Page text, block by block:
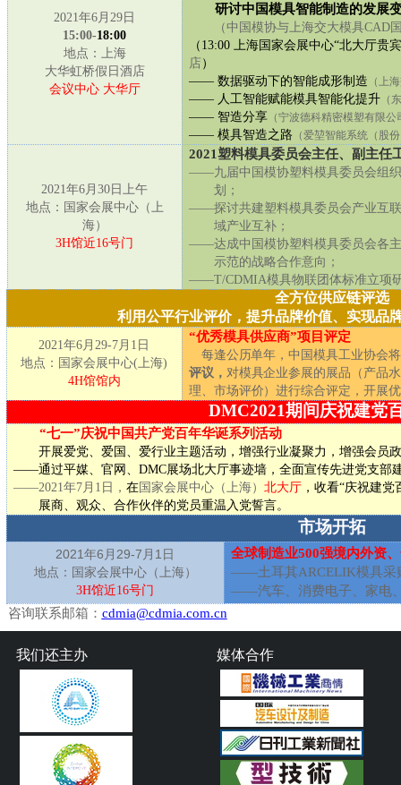
2021年6月29 日
15:00-18:00
地点：上海
大华虹桥假日酒店
会议中心 大华厅
研讨中国模具智能制造的发展
（中国模协与上海交大模具CAD
（13:00 上海国家会展中心“北大厅贵
店 ）
—— 数据驱动下的智能成形制造 （上
—— 人工智能赋能模具智能化提升（
—— 智造分享（宁波德科精密模塑有限公
—— 模具智造之路 （爱堃智能系统（股
2021年6月30 日上午
地点：国家会展中心（上
海）
3H馆近16号门
2021塑料模具委员会主任、副主任
——九届中国模协塑料模具委员会组
划 ；
——探讨共建塑料模具委员会产业互
域产业互补；
——达成中国模协塑料模具委员会各
示范的战略合作意向 ；
——T/CDMIA模具物联团体标准立项
全方位供应链评选
利用公平行业评价，提升品牌价值、实现品
2021年6月29-7月1日
地点：国家会展中心(上海)
4H馆馆内
“优秀模具供应商”项目评定
每逢公历单年，中国模具工业协会
评议， 对模具企业参展的展品（产品
理、市场评价）进行综合评定，开展
DMC2021期间庆祝建党
“七一”庆祝中国共产党百年华诞系列活动
开展爱党、爱国、爱行业主题活动，增强行业凝聚力，增强会员
——通过平媒、官网、DMC展场北大厅事迹墙，全面宣传先进党支部
——2021年7月 1 日， 在国家会展中心（上海） 北大厅， 收看“庆祝建党
展商、观众、合作伙伴的党员重温入党誓言。
市场开拓
2021年6 月 29-7 月 1 日
地点：国家会展中心（上海）
3H馆近16号门
全球制造业500强境内外资
——土耳其ARCELIK模具采
——汽车、消费电子、家电
咨询联系邮箱： cdmia@cdmia.com.cn
媒体合作
我们还主办